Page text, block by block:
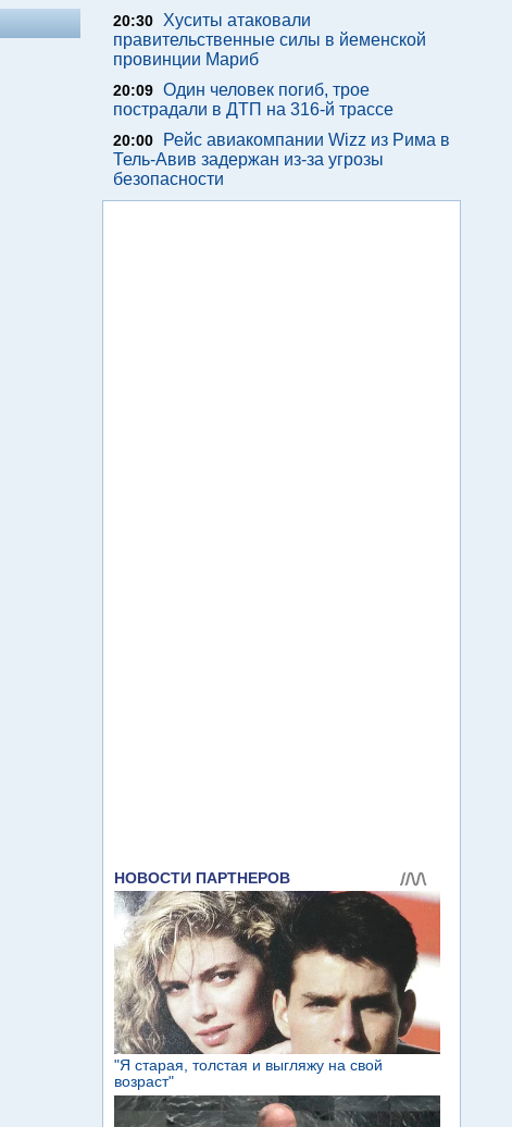
20:30
Хуситы атаковали
правительственные силы в йеменской
провинции Мариб
20:09 Один человек погиб, трое
пострадали в ДТП на 316-й трассе
20:00
Рейс авиакомпании Wizz из Рима в
Тель-Авив задержан из-за угрозы
безопасности